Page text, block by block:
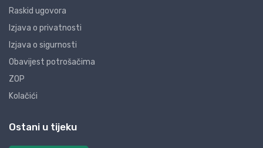
Raskid ugovora
Izjava o privatnosti
Izjava o sigurnosti
Obavijest potrošačima
ZOP
Kolačići
Ostani u tijeku